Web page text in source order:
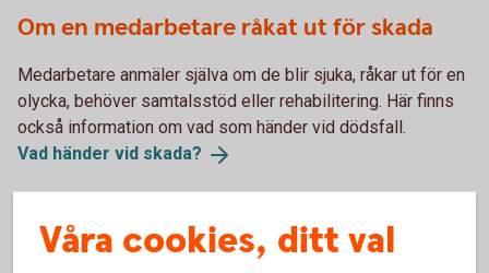
Om en medarbetare råkat ut för skada
Medarbetare anmäler själva om de blir sjuka, råkar ut för en
olycka, behöver samtalsstöd eller rehabilitering. Här finns
också information om vad som händer vid dödsfall.
Vad händer vid skada?
Skatteregler för försäkringarna i
Swedbank pensionsplan
Våra cookies, ditt val